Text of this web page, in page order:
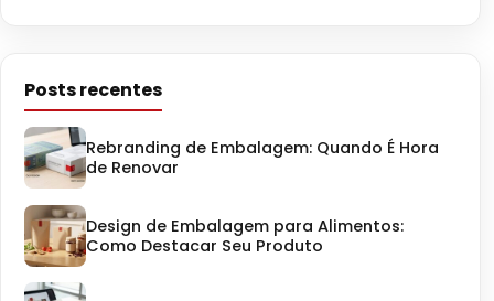
Posts recentes
Rebranding de Embalagem: Quando É Hora
de Renovar
Design de Embalagem para Alimentos:
Como Destacar Seu Produto